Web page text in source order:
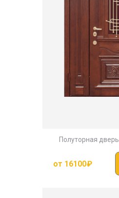
Полуторная дверь
от 16100₽